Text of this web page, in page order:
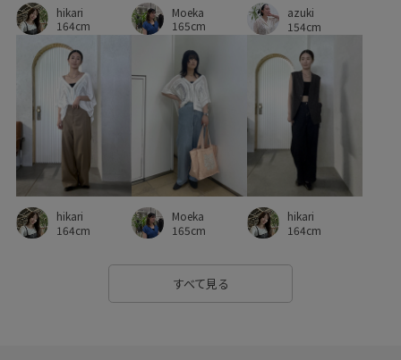
柔らかい風合い 洗濯OK 洗濯機で洗える 牛革
着映え 肌触りが良い
自然な風合い 華やか 薄手 遊び心がある
hikari
164cm
Moeka
165cm
azuki
154cm
hikari
164cm
Moeka
165cm
hikari
164cm
すべて見る